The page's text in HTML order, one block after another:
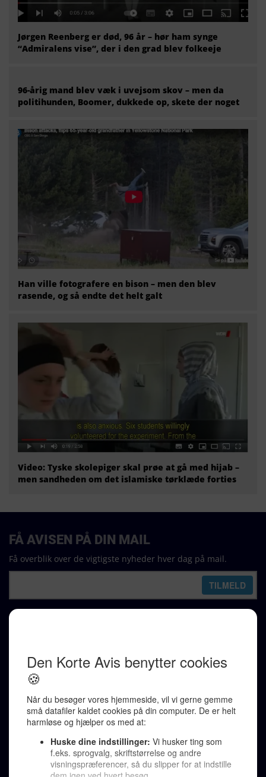
Jørgen Reenberg er død, 96 år – hør ham synge
“Admiralens vise”, der i den grad blev folkeeje
96-årig mand blev væk i uvejsom skov – men da
politihunden, Boomer, dukkede op, skete der noget
Han ville fotografere en bison – men den blev
rasende, og så endte det helt galt
Video: Tyske skolepiger skal prøe at gå med hijab –
men sandheden om det islamiske tørklæde forties
Karen Jespersen
Redaktionen kontaktes via mail til
redaktion@denkorteavis.dk
Telefonsvarer 20 30 10 96
Von Ostensgade 22, 2791 Dragør
LINKS
Tidligere aviser >
FÅ AVISEN PÅ DIN MAIL
Få overblik over de vigtigste nyheder hver dag på mail.